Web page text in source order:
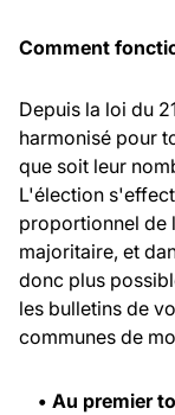
Comment
Depuis la loi du
harmonisé pour
que soit leur
L'élection
proportionnel de
majoritaire, et
donc plus
les bulletins de
communes de
• Au premier